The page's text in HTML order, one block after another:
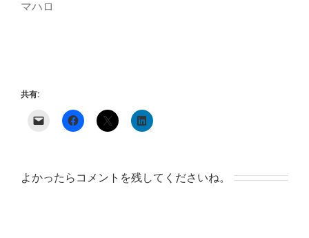
マハロ
共有:
よかったらコメントを残してくださいね。